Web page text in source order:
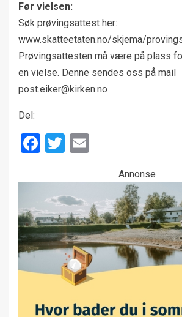
Før vielsen:
Søk prøvingsattest her:
www.skatteetaten.no/skjema/
Prøvingsattesten må være på plass
en vielse. Denne sendes oss på mail
post.eiker@kirken.no
Del:
Facebook
Twitter
Annonse